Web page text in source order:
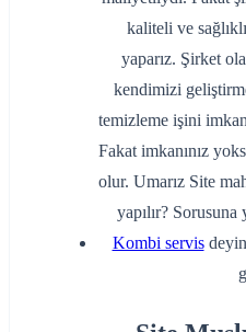
kaliteli ve
yaparız. Şirket
kendimizi
temizleme işini
Fakat imkanınız
olur. Umarız Site
yapılır?
Kombi servis